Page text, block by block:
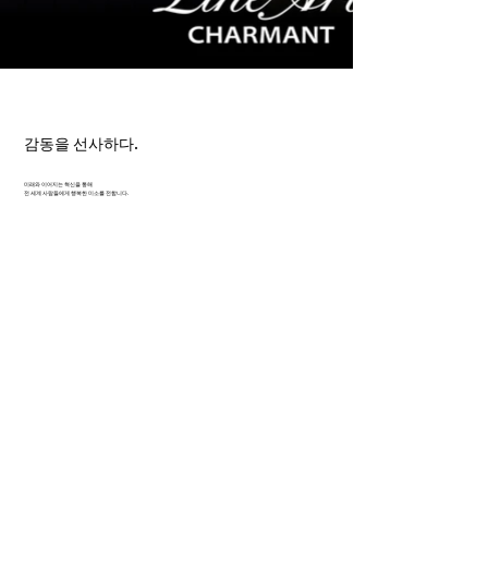
감동을 선사하다.
미래와 이어지는 혁신을 통해
전 세계 사람들에게 행복한 미소를 전합니다.